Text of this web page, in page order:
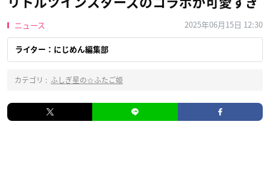
ニュース 2025年06月15日 12:30
ライター：にじめん編集部
カテゴリ : ふしぎ星の☆ふたご姫